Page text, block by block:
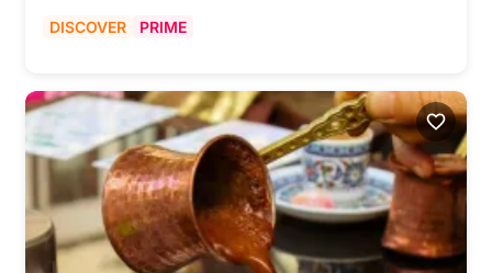
DISCOVER PRIME